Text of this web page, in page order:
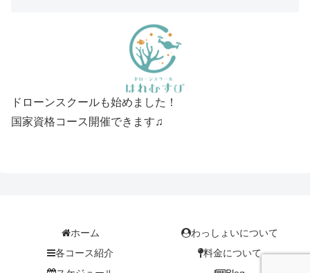
ドローンスクールも始めました！
国家資格コース開催できます♫
ホーム
わっしょいについて
各コース紹介
料金について